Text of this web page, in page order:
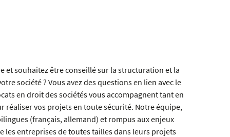
et souhaitez être conseillé sur la structuration et la
société ? Vous avez des questions en lien avec le
en droit des sociétés vous accompagnent tant en
réaliser vos projets en toute sécurité. Notre équipe,
(français, allemand) et rompus aux enjeux
les entreprises de toutes tailles dans leurs projets